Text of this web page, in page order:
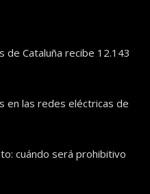
de Cataluña recibe 12.143
en las redes eléctricas de
cuándo será prohibitivo